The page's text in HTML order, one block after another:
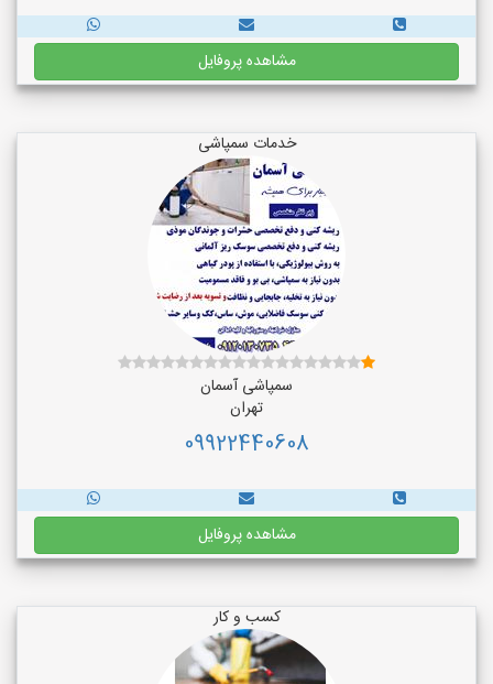
مشاهده پروفایل
خدمات سمپاشی
سمپاشی آسمان
تهران
09922440608
مشاهده پروفایل
کسب و کار